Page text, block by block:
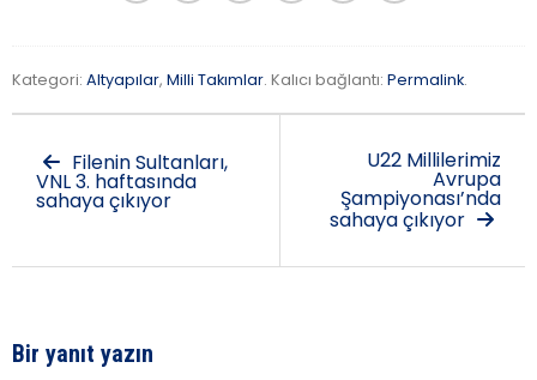
Kategori: Altyapılar, Milli Takımlar. Kalıcı bağlantı: Permalink.
Filenin Sultanları,
VNL 3. haftasında
sahaya çıkıyor
U22 Millilerimiz
Avrupa
Şampiyonası’nda
sahaya çıkıyor
Bir yanıt yazın